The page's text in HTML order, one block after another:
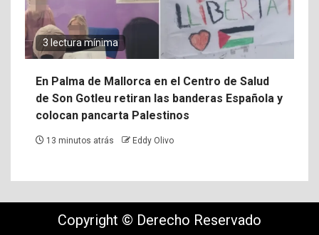
3 lectura mínima
En Palma de Mallorca en el Centro de Salud
de Son Gotleu retiran las banderas Española y
colocan pancarta Palestinos
13 minutos atrás Eddy Olivo
Copyright © Derecho Reservado